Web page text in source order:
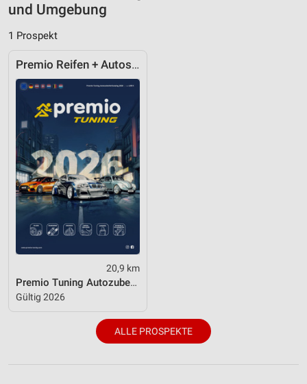
und Umgebung
1 Prospekt
Premio Reifen + Autoservice
20,9 km
Premio Tuning Autozubehörkatalog 2026
Gültig 2026
ALLE PROSPEKTE